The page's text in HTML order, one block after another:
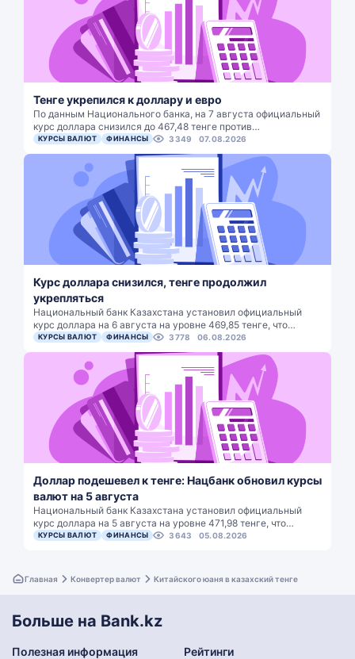
Тенге укрепился к доллару и евро
По данным Национального банка, на 7 августа официальный
курс доллара снизился до 467,48 тенге против…
КУРСЫ ВАЛЮТ ФИНАНСЫ 3349 07.08.2026
Курс доллара снизился, тенге продолжил
укрепляться
Национальный банк Казахстана установил официальный
курс доллара на 6 августа на уровне 469,85 тенге, что…
КУРСЫ ВАЛЮТ ФИНАНСЫ 3778 06.08.2026
Доллар подешевел к тенге: Нацбанк обновил курсы
валют на 5 августа
Национальный банк Казахстана установил официальный
курс доллара на 5 августа на уровне 471,98 тенге, что…
КУРСЫ ВАЛЮТ ФИНАНСЫ 3643 05.08.2026
Главная Конвертер валют Китайского юаня в казахский тенге
Больше на Bank.kz
Полезная информация Рейтинги